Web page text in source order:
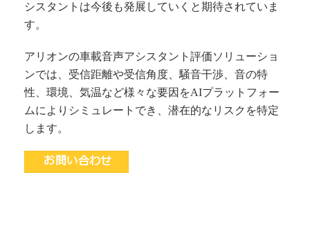
シスタントは今後も発展していくと期待されていま
す。
アリオンの車載音声アシスタント評価ソリューショ
ンでは、受信距離や受信角度、騒音干渉、音の特
性、環境、気温など様々な要因をAIプラットフォー
ムによりシミュレートでき、潜在的なリスクを特定
します。
お問い合わせ